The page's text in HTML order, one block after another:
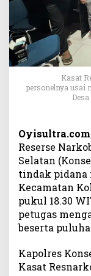
Kasat
personelnya usai
Reserse
Selatan
tindak pidana
Kecamatan
pukul 18.30
petugas
beserta
Kapolres
Kasat